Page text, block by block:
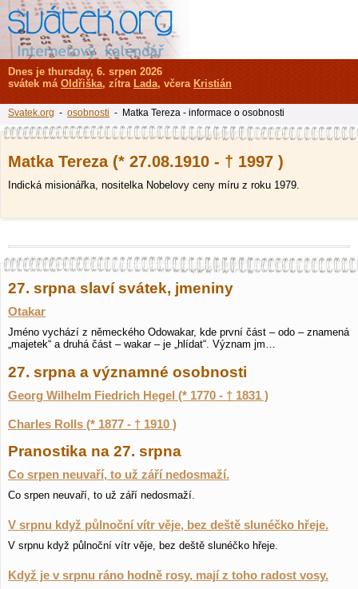
Matka Tereza (* 27.08.1910 - † 1997 )
Indická misionářka, nositelka Nobelovy ceny míru z roku 1979.
27. srpna slaví svátek, jmeniny
Otakar
Jméno vychází z německého Odowakar, kde první část – odo – znamená
„majetek“ a druhá část – wakar – je „hlídat“. Význam jm…
27. srpna a významné osobnosti
Georg Wilhelm Fiedrich Hegel (* 1770 - † 1831 )
Charles Rolls (* 1877 - † 1910 )
Pranostika na 27. srpna
Co srpen neuvaří, to už září nedosmaží.
Co srpen neuvaří, to už září nedosmaží.
V srpnu když půlnoční vítr věje, bez deště slunéčko hřeje.
V srpnu když půlnoční vítr věje, bez deště slunéčko hřeje.
Když je v srpnu ráno hodně rosy, mají z toho radost vosy.
Dnes je thursday, 6. srpen 2026
svátek má Oldřiška, zítra Lada, včera Kristián
Svatek.org - osobnosti - Matka Tereza - informace o osobnosti